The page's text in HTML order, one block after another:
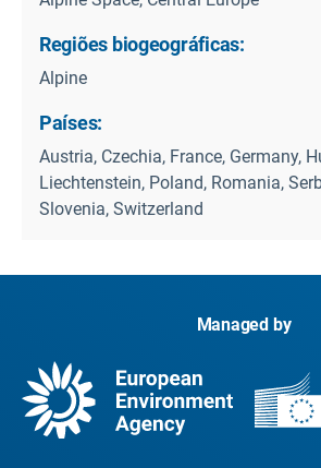
Regiões biogeográficas:
Alpine
Países:
Austria, Czechia, France, Germany,
Liechtenstein, Poland, Romania,
Slovenia, Switzerland
Managed by